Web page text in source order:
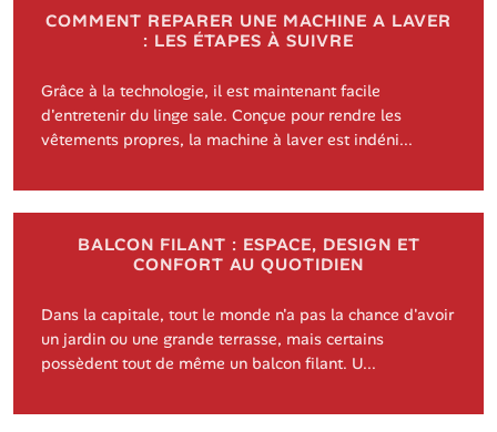
COMMENT REPARER UNE MACHINE A LAVER
: LES ÉTAPES À SUIVRE
Grâce à la technologie, il est maintenant facile
d'entretenir du linge sale. Conçue pour rendre les
vêtements propres, la machine à laver est indéni...
BALCON FILANT : ESPACE, DESIGN ET
CONFORT AU QUOTIDIEN
Dans la capitale, tout le monde n'a pas la chance d'avoir
un jardin ou une grande terrasse, mais certains
possèdent tout de même un balcon filant. U...